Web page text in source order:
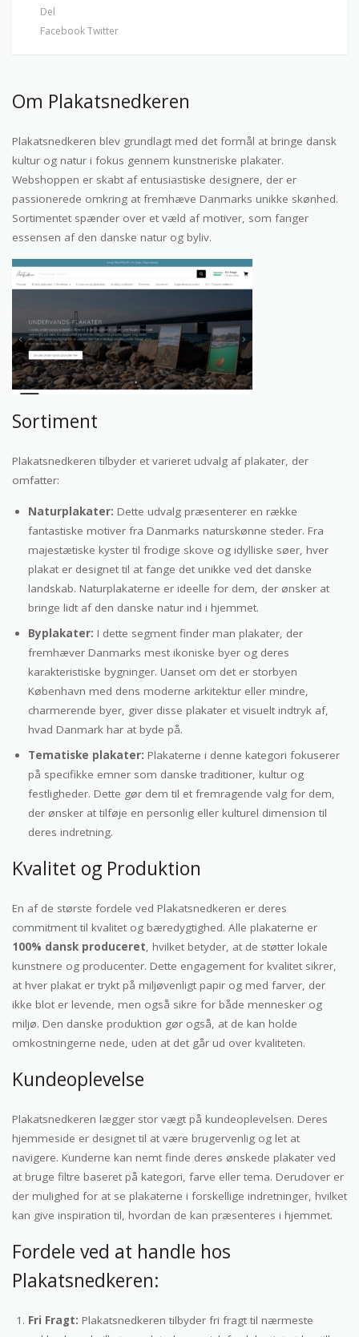
Del
FacebookTwitter
Om Plakatsnedkeren
Plakatsnedkeren blev grundlagt med det formål at bringe dansk
kultur og natur i fokus gennem kunstneriske plakater.
Webshoppen er skabt af entusiastiske designere, der er
passionerede omkring at fremhæve Danmarks unikke skønhed.
Sortimentet spænder over et væld af motiver, som fanger
essensen af den danske natur og byliv.
Sortiment
Plakatsnedkeren tilbyder et varieret udvalg af plakater, der
omfatter:
Naturplakater: Dette udvalg præsenterer en række
fantastiske motiver fra Danmarks naturskønne steder. Fra
majestætiske kyster til frodige skove og idylliske søer, hver
plakat er designet til at fange det unikke ved det danske
landskab. Naturplakaterne er ideelle for dem, der ønsker at
bringe lidt af den danske natur ind i hjemmet.
Byplakater: I dette segment finder man plakater, der
fremhæver Danmarks mest ikoniske byer og deres
karakteristiske bygninger. Uanset om det er storbyen
København med dens moderne arkitektur eller mindre,
charmerende byer, giver disse plakater et visuelt indtryk af,
hvad Danmark har at byde på.
Tematiske plakater: Plakaterne i denne kategori fokuserer
på specifikke emner som danske traditioner, kultur og
festligheder. Dette gør dem til et fremragende valg for dem,
der ønsker at tilføje en personlig eller kulturel dimension til
deres indretning.
Kvalitet og Produktion
En af de største fordele ved Plakatsnedkeren er deres
commitment til kvalitet og bæredygtighed. Alle plakaterne er
100% dansk produceret, hvilket betyder, at de støtter lokale
kunstnere og producenter. Dette engagement for kvalitet sikrer,
at hver plakat er trykt på miljøvenligt papir og med farver, der
ikke blot er levende, men også sikre for både mennesker og
miljø. Den danske produktion gør også, at de kan holde
omkostningerne nede, uden at det går ud over kvaliteten.
Kundeoplevelse
Plakatsnedkeren lægger stor vægt på kundeoplevelsen. Deres
hjemmeside er designet til at være brugervenlig og let at
navigere. Kunderne kan nemt finde deres ønskede plakater ved
at bruge filtre baseret på kategori, farve eller tema. Derudover er
der mulighed for at se plakaterne i forskellige indretninger, hvilket
kan give inspiration til, hvordan de kan præsenteres i hjemmet.
Fordele ved at handle hos
Plakatsnedkeren:
Fri Fragt: Plakatsnedkeren tilbyder fri fragt til nærmeste